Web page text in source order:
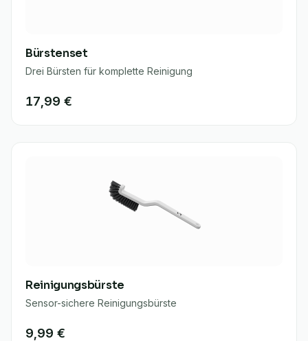
Bürstenset
Drei Bürsten für komplette Reinigung
17,99 €
Reinigungsbürste
Sensor-sichere Reinigungsbürste
9,99 €